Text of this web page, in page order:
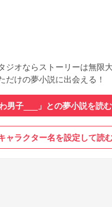
ジオならストーリーは無限大
だけの夢小説に出会える！
わ男子___」との夢小説を読む
ャラクター名を設定して読